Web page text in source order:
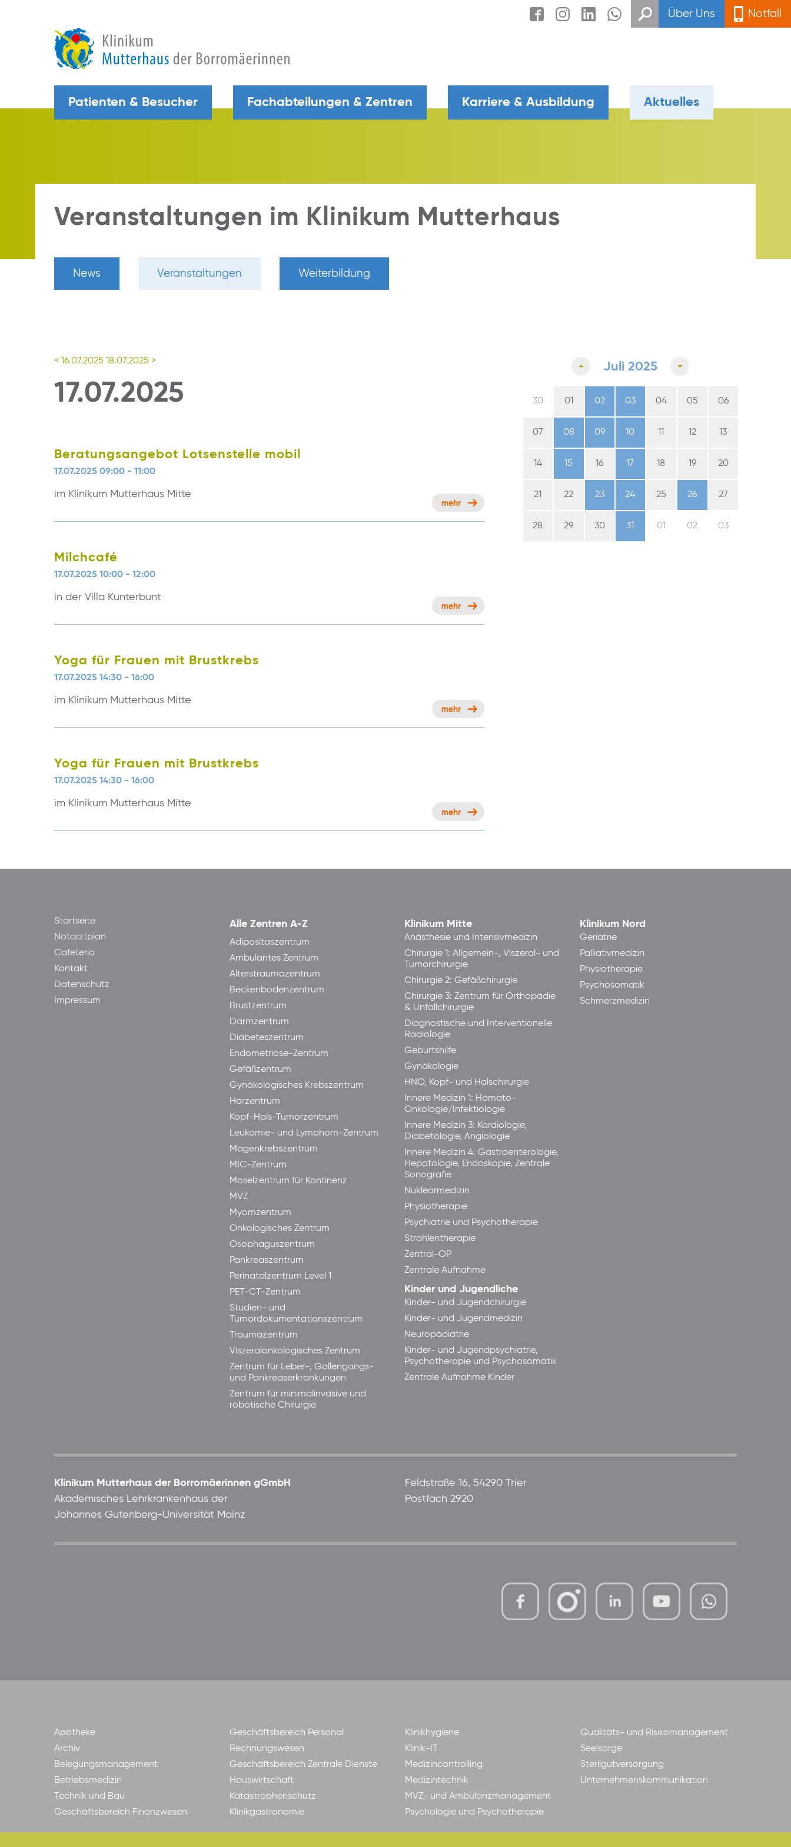
Über Uns Notfall
Patienten & Besucher Fachabteilungen & Zentren Karriere & Ausbildung Aktuelles
Veranstaltungen im Klinikum Mutterhaus
News Veranstaltungen Weiterbildung
< 16.07.2025 18.07.2025 >
17.07.2025
Beratungsangebot Lotsenstelle mobil
17.07.2025 09:00 - 11:00
im Klinikum Mutterhaus Mitte
mehr
Milchcafé
17.07.2025 10:00 - 12:00
in der Villa Kunterbunt
mehr
Yoga für Frauen mit Brustkrebs
17.07.2025 14:30 - 16:00
im Klinikum Mutterhaus Mitte
mehr
Yoga für Frauen mit Brustkrebs
17.07.2025 14:30 - 16:00
im Klinikum Mutterhaus Mitte
mehr
Juli 2025
30 01 02 03 04 05 06
07 08 09 10 11 12 13
14 15 16 17 18 19 20
21 22 23 24 25 26 27
28 29 30 31 01 02 03
Startseite
Notarztplan
Cafeteria
Kontakt
Datenschutz
Impressum
Alle Zentren A-Z
Adipositaszentrum
Ambulantes Zentrum
Alterstraumazentrum
Beckenbodenzentrum
Brustzentrum
Darmzentrum
Diabeteszentrum
Endometriose-Zentrum
Gefäßzentrum
Gynäkologisches Krebszentrum
Hörzentrum
Kopf-Hals-Tumorzentrum
Leukämie- und Lymphom-Zentrum
Magenkrebszentrum
MIC-Zentrum
Moselzentrum für Kontinenz
MVZ
Myomzentrum
Onkologisches Zentrum
Ösophaguszentrum
Pankreaszentrum
Perinatalzentrum Level 1
PET-CT-Zentrum
Studien- und
Tumordokumentationszentrum
Traumazentrum
Viszeralonkologisches Zentrum
Zentrum für Leber-, Gallengangs-
und Pankreaserkrankungen
Zentrum für minimalinvasive und
robotische Chirurgie
Klinikum Mitte
Anästhesie und Intensivmedizin
Chirurgie 1: Allgemein-, Viszeral- und
Tumorchirurgie
Chirurgie 2: Gefäßchirurgie
Chirurgie 3: Zentrum für Orthopädie
& Unfallchirurgie
Diagnostische und Interventionelle
Radiologie
Geburtshilfe
Gynäkologie
HNO, Kopf- und Halschirurgie
Innere Medizin 1: Hämato-
Onkologie/Infektiologie
Innere Medizin 3: Kardiologie,
Diabetologie, Angiologie
Innere Medizin 4: Gastroenterologie,
Hepatologie, Endoskopie, Zentrale
Sonografie
Nuklearmedizin
Physiotherapie
Psychiatrie und Psychotherapie
Strahlentherapie
Zentral-OP
Zentrale Aufnahme
Kinder und Jugendliche
Kinder- und Jugendchirurgie
Kinder- und Jugendmedizin
Neuropädiatrie
Kinder- und Jugendpsychiatrie,
Psychotherapie und Psychosomatik
Zentrale Aufnahme Kinder
Klinikum Nord
Geriatrie
Palliativmedizin
Physiotherapie
Psychosomatik
Schmerzmedizin
Klinikum Mutterhaus der Borromäerinnen gGmbH
Akademisches Lehrkrankenhaus der
Johannes Gutenberg-Universität Mainz
Feldstraße 16, 54290 Trier
Postfach 2920
mutterhaus-xMBTtqOwC1KKBww
Apotheke
Archiv
Belegungsmanagement
Betriebsmedizin
Technik und Bau
Geschäftsbereich Finanzwesen
Geschäftsbereich Personal
Rechnungswesen
Geschäftsbereich Zentrale Dienste
Hauswirtschaft
Katastrophenschutz
Klinikgastronomie
Klinikhygiene
Klinik-IT
Medizincontrolling
Medizintechnik
MVZ- und Ambulanzmanagement
Psychologie und Psychotherapie
Qualitäts- und Risikomanagement
Seelsorge
Sterilgutversorgung
Unternehmenskommunikation